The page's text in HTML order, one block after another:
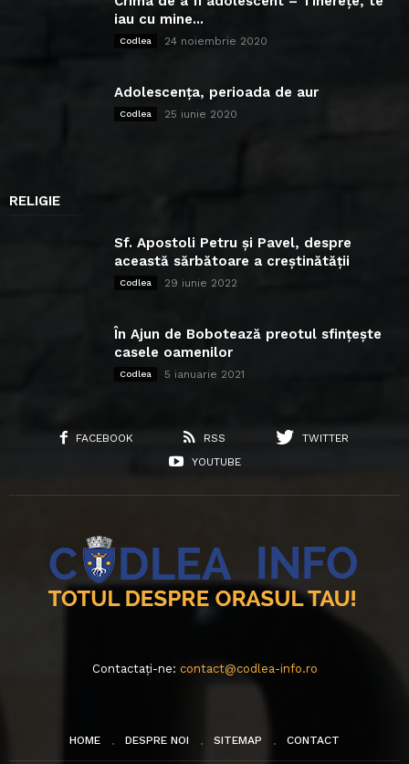
iau cu mine...
Codlea 24 noiembrie 2020
Adolescența, perioada de aur
Codlea 25 iunie 2020
RELIGIE
Sf. Apostoli Petru și Pavel, despre
această sărbătoare a creștinătății
Codlea 29 iunie 2022
În Ajun de Bobotează preotul sfințește
casele oamenilor
Codlea 5 ianuarie 2021
FACEBOOK RSS
TWITTER
YOUTUBE
Contactați-ne: contact@codlea-info.ro
HOME DESPRE NOI SITEMAP CONTACT